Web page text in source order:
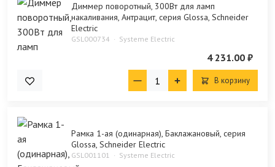
Диммер поворотный, 300Вт для ламп
накаливания, Антрацит, серия Glossa, Schneider
Electric
GSL000734 Systeme Electric
4 231.00 ₽
В корзину
Рамка 1-ая (одинарная), Баклажановый, серия
Glossa, Schneider Electric
GSL001101 Systeme Electric